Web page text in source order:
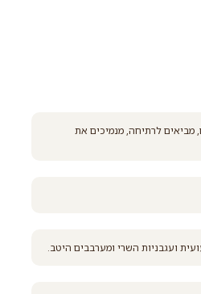
מוסיפים את המים, מביאים לרתיחה, מנמיכים את
ועגבניות השרי ומערבבים היטב.